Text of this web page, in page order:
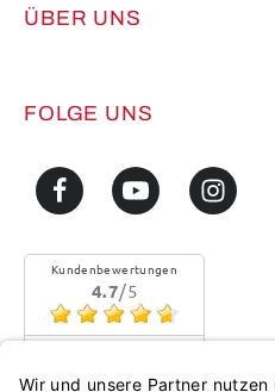
ÜBER UNS
FOLGE UNS
Kundenbewertungen
4.7/5